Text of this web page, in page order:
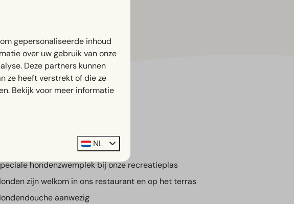
onze extra's
hondenzwemplek bij onze recreatieplas
zijn welkom in ons restaurant en op het terras
aanwezig
gepersonaliseerde inhoud
over uw gebruik van onze
Deze partners kunnen
ze heeft verstrekt of die ze
Bekijk voor meer informatie
NL